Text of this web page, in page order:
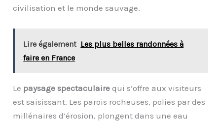
civilisation et le monde sauvage.
Lire également Les plus belles randonnées à
faire en France
Le paysage spectaculaire qui s’offre aux visiteurs
est saisissant. Les parois rocheuses, polies par des
millénaires d’érosion, plongent dans une eau